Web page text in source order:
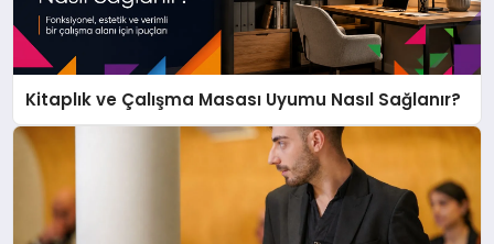
Kitaplık ve Çalışma Masası Uyumu Nasıl Sağlanır?